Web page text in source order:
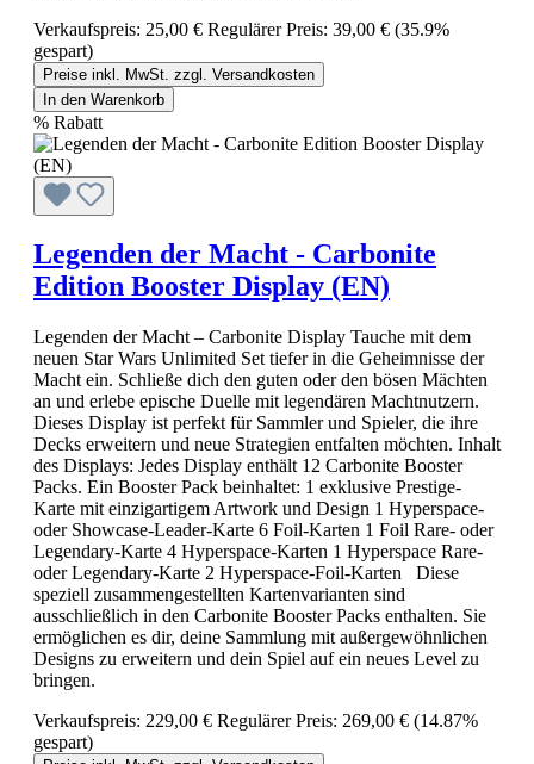
Verkaufspreis: 25,00 € Regulärer Preis: 39,00 € (35.9%
gespart)
Preise inkl. MwSt. zzgl. Versandkosten
In den Warenkorb
% Rabatt
Legenden der Macht - Carbonite
Edition Booster Display (EN)
Legenden der Macht – Carbonite Display Tauche mit dem
neuen Star Wars Unlimited Set tiefer in die Geheimnisse der
Macht ein. Schließe dich den guten oder den bösen Mächten
an und erlebe epische Duelle mit legendären Machtnutzern.
Dieses Display ist perfekt für Sammler und Spieler, die ihre
Decks erweitern und neue Strategien entfalten möchten. Inhalt
des Displays: Jedes Display enthält 12 Carbonite Booster
Packs. Ein Booster Pack beinhaltet: 1 exklusive Prestige-
Karte mit einzigartigem Artwork und Design 1 Hyperspace-
oder Showcase-Leader-Karte 6 Foil-Karten 1 Foil Rare- oder
Legendary-Karte 4 Hyperspace-Karten 1 Hyperspace Rare-
oder Legendary-Karte 2 Hyperspace-Foil-Karten Diese
speziell zusammengestellten Kartenvarianten sind
ausschließlich in den Carbonite Booster Packs enthalten. Sie
ermöglichen es dir, deine Sammlung mit außergewöhnlichen
Designs zu erweitern und dein Spiel auf ein neues Level zu
bringen.
Verkaufspreis: 229,00 € Regulärer Preis: 269,00 € (14.87%
gespart)